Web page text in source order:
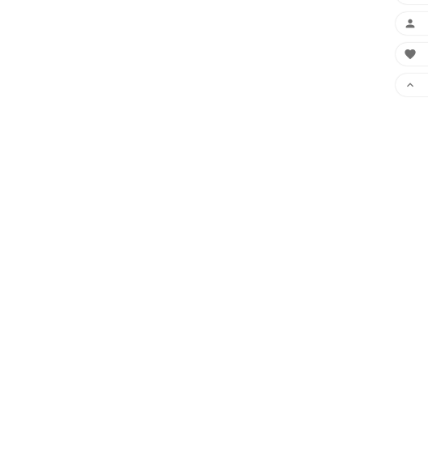


